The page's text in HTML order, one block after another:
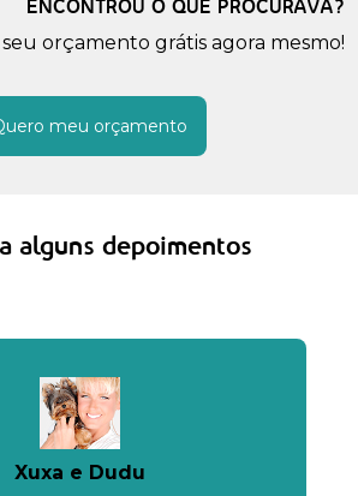
ENCONTROU O QUE PROCURAVA?
seu orçamento grátis agora mesmo!
meu orçamento
alguns depoimentos
Xuxa e Dudu